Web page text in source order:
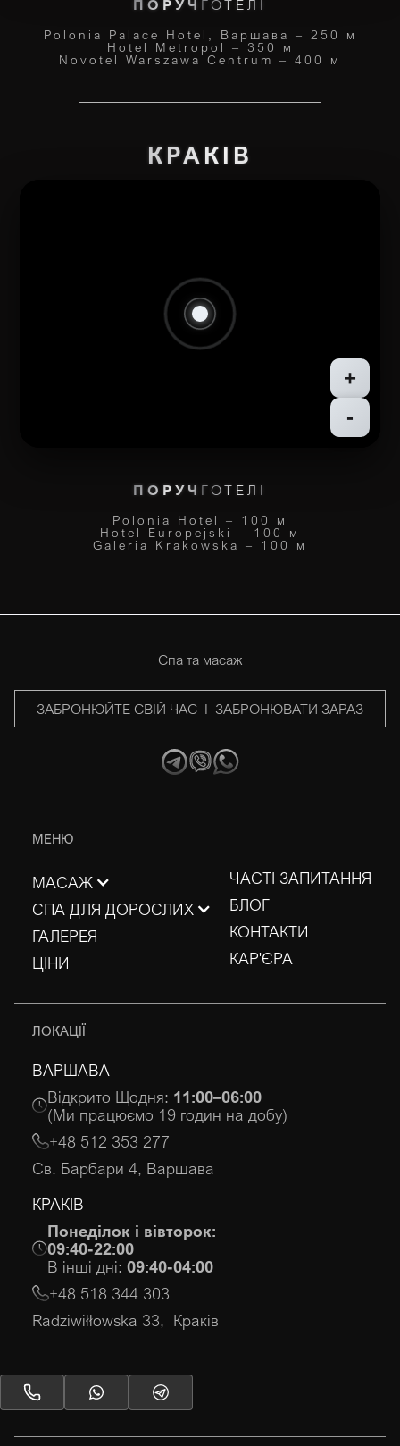
ПОРУЧ ГОТЕЛІ
Polonia Palace Hotel, Варшава – 250 м
Hotel Metropol – 350 м
Novotel Warszawa Centrum – 400 м
КРАКІВ
+
-
ПОРУЧ ГОТЕЛІ
Polonia Hotel – 100 м
Hotel Europejski – 100 м
Galeria Krakowska – 100 м
Спа та масаж
ЗАБРОНЮЙТЕ СВІЙ ЧАС I ЗАБРОНЮВАТИ ЗАРАЗ
МЕНЮ
МАСАЖ
СПА ДЛЯ ДОРОСЛИХ
ГАЛЕРЕЯ
ЦІНИ
ЧАСТІ ЗАПИТАННЯ
БЛОГ
КОНТАКТИ
КАР'ЄРА
ЛОКАЦІЇ
ВАРШАВА
Відкрито Щодня: 11:00–06:00
(Ми працюємо 19 годин на добу)
+48 512 353 277
Св. Барбари 4, Варшава
КРАКІВ
Понеділок і вівторок:
09:40-22:00
В інші дні: 09:40-04:00
+48 518 344 303
Radziwiłłowska 33, Краків